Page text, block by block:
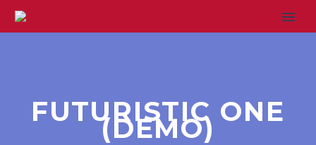
FUTURISTIC ONE
(DEMO)